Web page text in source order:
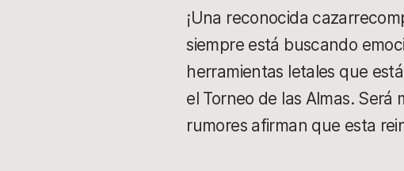
¡Una reconocida
siempre está buscando
herramientas letales que
el Torneo de las Almas.
rumores afirman que esta